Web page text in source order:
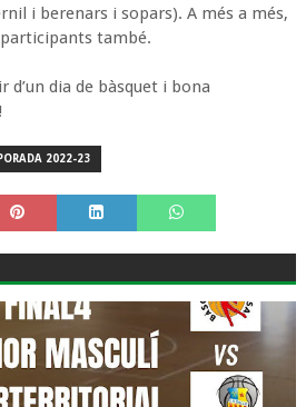
i berenars i sopars). A més a més,
també.
d’un dia de bàsquet i bona
2022-23